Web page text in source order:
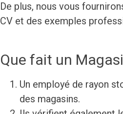
De plus, nous vous
CV et des exemples
Que fait un
Un employé de rayon
des magasins.